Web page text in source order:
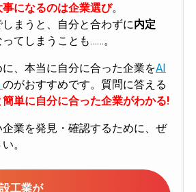
事になるのは企業選び。
まうと、自分と合わずに内定
てしまうことも……。
、本当に自分に合った企業をAI
のがおすすめです。質問に答える
単に自分に合った企業がわかる!
業を発見・確認するために、ぜ
。
工業が